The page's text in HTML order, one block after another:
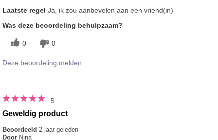
Laatste regel Ja, ik zou aanbevelen aan een vriend(in)
Was deze beoordeling behulpzaam?
0 0
Deze beoordeling melden
5
Geweldig product
Beoordeeld 2 jaar geleden
Door Nina